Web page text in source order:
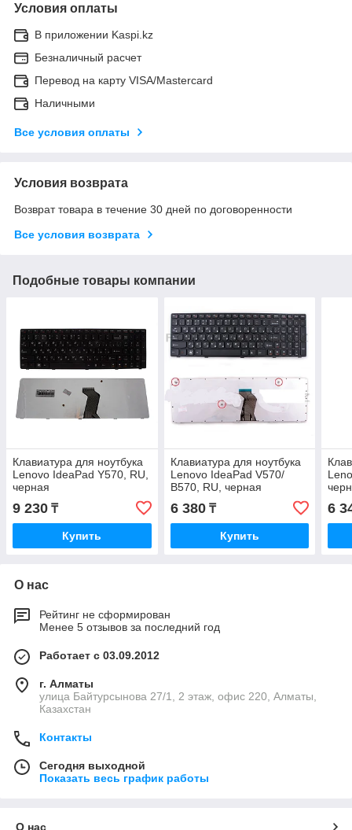
Условия оплаты
В приложении Kaspi.kz
Безналичный расчет
Перевод на карту VISA/Mastercard
Наличными
Все условия оплаты
Условия возврата
Возврат товара в течение 30 дней по договоренности
Все условия возврата
Подобные товары компании
Клавиатура для ноутбука
Lenovo IdeaPad Y570, RU,
черная
9 230 ₸
Купить
Клавиатура для ноутбука
Lenovo IdeaPad V570/
B570, RU, черная
6 380₸
Купить
6
О нас
Рейтинг не сформирован
Менее 5 отзывов за последний год
Работает с 03.09.2012
г. Алматы
улица Байтурсынова 27/1, 2 этаж, офис 220, Алматы,
Казахстан
Контакты
Сегодня выходной
Показать весь график работы
О нас